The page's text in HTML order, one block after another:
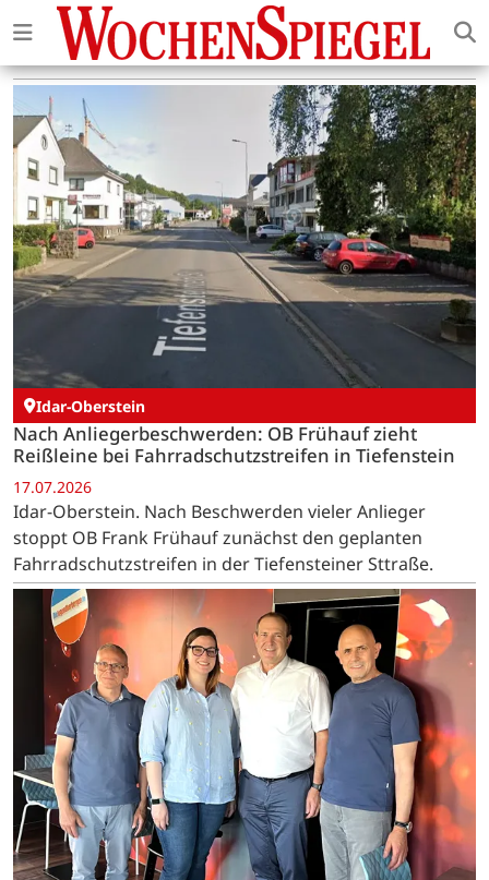
Idar-Oberstein
Nach Anliegerbeschwerden: OB Frühauf zieht
Reißleine bei Fahrradschutzstreifen in Tiefenstein
17.07.2026
Idar-Oberstein. Nach Beschwerden vieler Anlieger
stoppt OB Frank Frühauf zunächst den geplanten
Fahrradschutzstreifen in der Tiefensteiner Sttraße.